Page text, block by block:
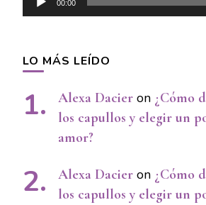
00:00
LO MÁS LEÍDO
Alexa Dacier on ¿Cómo
los capullos y elegir un
amor?
Alexa Dacier on ¿Cómo
los capullos y elegir un